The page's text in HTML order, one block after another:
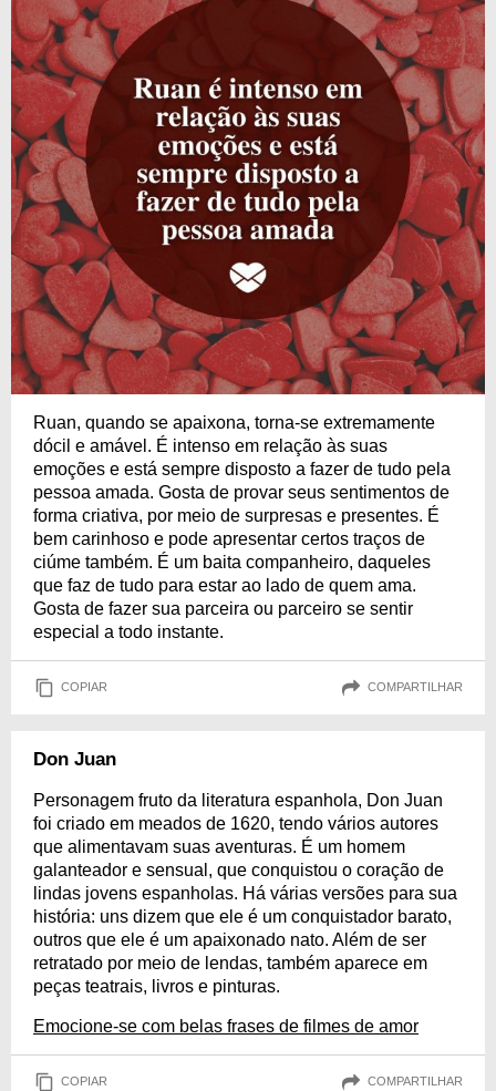
Ruan, quando se apaixona, torna-se extremamente
dócil e amável. É intenso em relação às suas
emoções e está sempre disposto a fazer de tudo pela
pessoa amada. Gosta de provar seus sentimentos de
forma criativa, por meio de surpresas e presentes. É
bem carinhoso e pode apresentar certos traços de
ciúme também. É um baita companheiro, daqueles
que faz de tudo para estar ao lado de quem ama.
Gosta de fazer sua parceira ou parceiro se sentir
especial a todo instante.
COPIAR COMPARTILHAR
Don Juan
Personagem fruto da literatura espanhola, Don Juan
foi criado em meados de 1620, tendo vários autores
que alimentavam suas aventuras. É um homem
galanteador e sensual, que conquistou o coração de
lindas jovens espanholas. Há várias versões para sua
história: uns dizem que ele é um conquistador barato,
outros que ele é um apaixonado nato. Além de ser
retratado por meio de lendas, também aparece em
peças teatrais, livros e pinturas.
Emocione-se com belas frases de filmes de amor
COPIAR COMPARTILHAR